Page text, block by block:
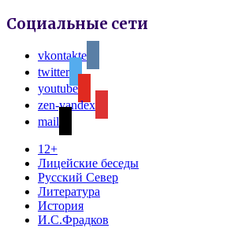
Социальные сети
vkontakte
twitter
youtube
zen-yandex
mail
12+
Лицейские беседы
Русский Север
Литература
История
И.С.Фрадков